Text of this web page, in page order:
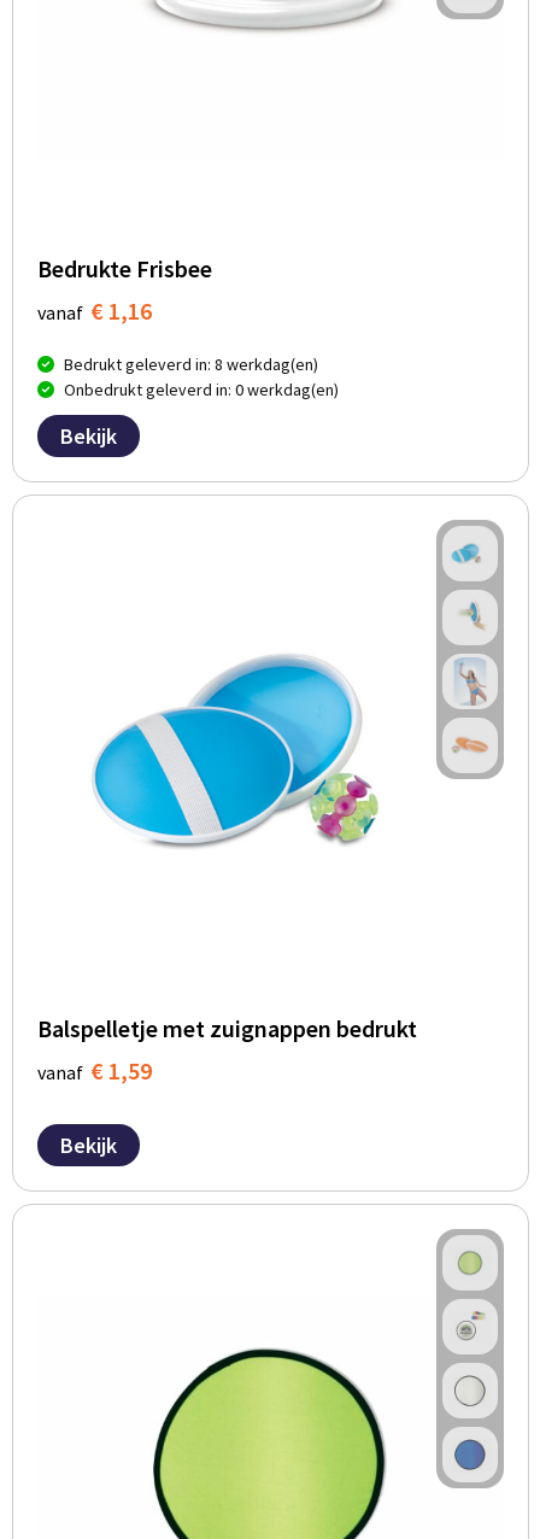
Bedrukte Frisbee
vanaf € 1,16
Bedrukt geleverd in: 8 werkdag(en)
Onbedrukt geleverd in: 0 werkdag(en)
Bekijk
Balspelletje met zuignappen bedrukt
vanaf € 1,59
Bekijk